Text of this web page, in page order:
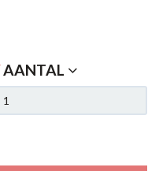
AANTAL